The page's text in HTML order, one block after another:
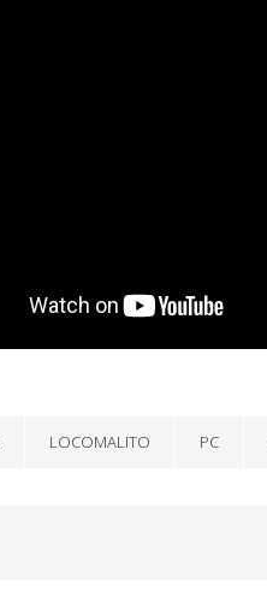
LOCOMALITO PC